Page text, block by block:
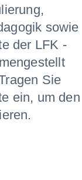
sowie
der LFK -
Sie
ein, um den